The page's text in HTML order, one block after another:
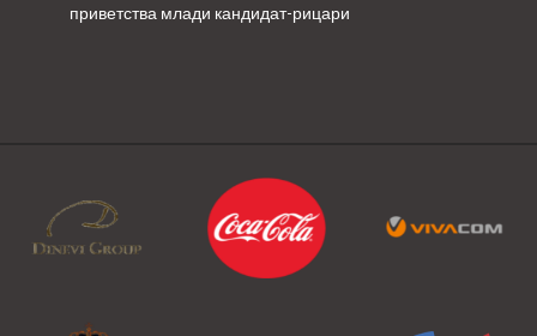
приветства млади кандидат-рицари